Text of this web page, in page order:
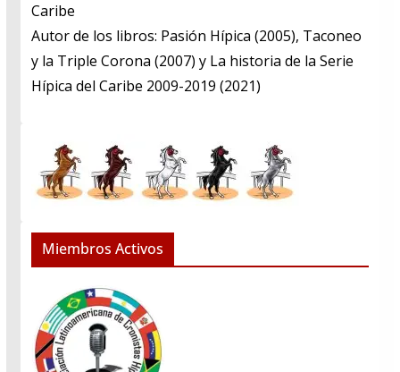
Caribe
​Autor de los libros: Pasión Hípica (2005), Taconeo
y la Triple Corona (2007) y La historia de la Serie
Hípica del Caribe 2009-2019 (2021)
Miembros Activos